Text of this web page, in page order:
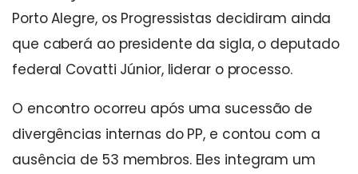
Porto Alegre, os Progressistas decidiram ainda
que caberá ao presidente da sigla, o deputado
federal Covatti Júnior, liderar o processo.
O encontro ocorreu após uma sucessão de
divergências internas do PP, e contou com a
ausência de 53 membros. Eles integram um